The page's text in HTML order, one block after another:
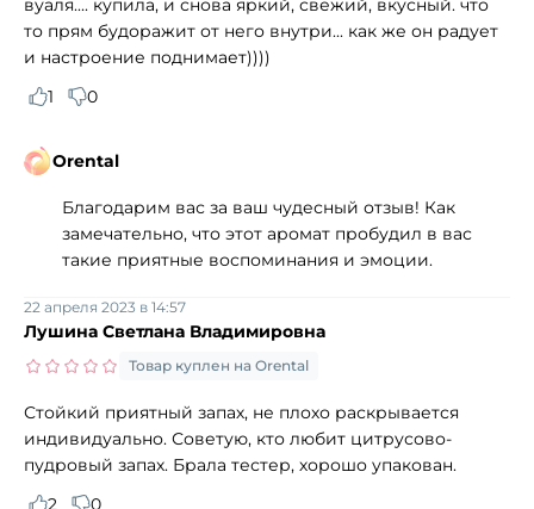
вуаля.... купила, и снова яркий, свежий, вкусный. что
то прям будоражит от него внутри... как же он радует
и настроение поднимает))))
1
0
Orental
Благодарим вас за ваш чудесный отзыв! Как
замечательно, что этот аромат пробудил в вас
такие приятные воспоминания и эмоции.
Лушина Светлана Владимировна
22 апреля 2023 в 14:57
Товар куплен на Orental
Стойкий приятный запах, не плохо раскрывается
индивидуально. Советую, кто любит цитрусово-
пудровый запах. Брала тестер, хорошо упакован.
2
0